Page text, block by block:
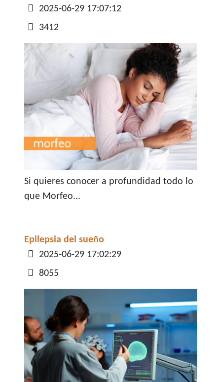
Detalles
2025-06-29 17:07:12
3412
Si quieres conocer a profundidad todo lo
que Morfeo...
Epilepsia del sueño
Detalles
2025-06-29 17:02:29
8055